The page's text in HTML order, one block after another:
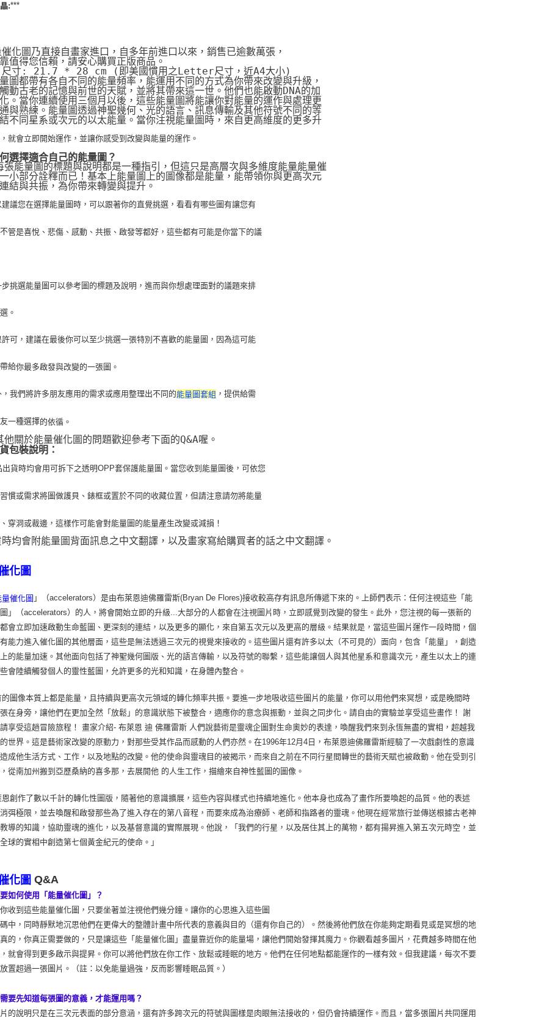
:***
化圖乃直接自畫家進口，自多年前進口以來，銷售已逾數萬張，
值得您信賴，請安心購買正版商品。
尺寸: 21.7 * 28 cm (即美國慣用之Letter尺寸，近A4大小)
圖都帶有各自不同的能量頻率，能運用不同的方式為你帶來改變與升級，
動古老的記憶與前世的天賦，並將其帶來這一世。他們也能啟動DNA的加
。當你連續使用三個月以後，這些能量圖將能讓你對能量的運作與處理更
與熟練。能量圖透過神聖幾何、光的語言、訊息傳輸及其他符號不同的等
不同星系或次元的以太能量。當你注視能量圖時，來自更高維度的更多升
就會立即開始運作，並讓你感受到改變與能量的運作。
選擇適合自己的能量圖？
能量圖的標題與說明都是一種指引，但這只是高層次與多維度能量能量催
小部分詮釋而已！基本上能量圖上的圖像都是能量，能帶領你與更高次元
結與共振，為你帶來轉變與提升。
建議您在選擇能量圖時，可以跟著你的直覺挑選，看看有哪些圖有讓您有
管是喜悅、悲傷、感動、共振、啟發等都好，這些都有可能是你當下的議
步挑選能量圖可以參考圖的標題及說明，進而與你想處理面對的議題來排
。
許可，建議在最後你可以至少挑選一張特別不喜歡的能量圖，因為這可能
給你最多啟發與改變的一張圖。
，我們將許多朋友應用的需求或應用整理出不同的
能量圖套組 ，提供給需
一種選擇的依循。
關於能量催化圖的問題歡迎參考下面的Q&A喔。
包裝說明：
貨時均會用可拆下之透明OPP套保護能量圖。當您收到能量圖後，可依您
慣或需求將圖做護貝、錶框或置於不同的收藏位置，但請注意請勿將能量
穿洞或裁邊，這樣作可能會對能量圖的能量產生改變或減損！
均會附能量圖背面訊息之中文翻譯，以及畫家寫給購買者的話之中文翻譯。
化圖
量催化圖 」（accelerators）是由布萊恩迪佛羅雷斯(Bryan De Flores)接收較高存有訊息所傳遞下來的。上師們表示：任何注視這些「能
」（accelerators）的人，將會開始立即的升級...大部分的人都會在注視圖片時，立即感覺到改變的發生。此外，您注視的每一張新的
會立即加速啟動生命藍圖、更深刻的連結，以及更多的顯化，來自第五次元以及更高的層級。結果就是，當這些圖片運作一段時間，個
能力進入催化圖的其他層面，這些是無法透過三次元的視覺來接收的。這些圖片還有許多以太（不可見的）面向，包含「能量」，創造
的能量加速。其他面向包括了神聖幾何圖版、光的語言傳輸，以及符號的聯繫，這些能讓個人與其他星系和意識次元，產生以太上的連
會陸續觸發個人的靈性藍圖，允許更多的光和知識，在身體內整合。
像本質上都是能量，且持續與更高次元領域的轉化頻率共振。要進一步地吸收這些圖片的能量，你可以用他們來冥想，或是晚間時
在身旁，讓他們在更加全然「放鬆」的意識狀態下被整合，適應你的意念與振動，並與之同步化。請自由的實驗並享受這些畫作！ 謝
享受這趟冒險旅程！ 畫家介紹- 布萊恩 迪 佛羅雷斯 人們說藝術是靈魂企圖對生命奧妙的表達，喚醒我們來到永恆無盡的實相，超越我
世界。這是藝術家改變的原動力，對那些受其作品而感動的人們亦然。在1996年12月4日，布萊恩迪佛羅雷斯經驗了一次戲劇性的意識
成他生活方式、工作，以及地點的改變。他的使命與靈魂目的被揭示，而來自之前在不同行星間轉世的藝術天賦也被啟動。他在受到引
從南加州搬到亞歷桑納的喜多那，去展開他 的人生工作，描繪來自神性藍圖的圖像。
作了數以千計的轉化性圖版，隨著他的意識擴展，這些內容與樣式也持續地進化。他本身也成為了畫作所要喚起的品質。他的表述
弭極限，並去喚醒和啟發那些為了進入存在的第八音程，而要來成為治療師、老師和指路者的靈魂。他現在經常旅行並傳送根據古老神
導的知識，協助靈魂的進化，以及基督意識的實際展現。他說，「我們的行星，以及居住其上的萬物，都有揚昇進入第五次元時空，並
球的實相中創造第七個黃金紀元的使命。」
化圖 Q&A
如何使用「能量催化圖」？
收到這些能量催化圖，只要坐著並注視他們幾分鐘。讓你的心思進入這些圖
中，同時靜默地沉思他們在更偉大的整體計畫中所代表的意義與目的（還有你自己的）。然後將他們放在你能夠定期看見或是冥想的地
的，你真正需要做的，只是讓這些「能量催化圖」盡量靠近你的能量場，讓他們開始發揮其魔力。你觀看越多圖片，花費越多時間在他
就會得到更多啟示與提昇。你可以將他們放在你工作、放鬆或睡眠的地方。他們在任何地點都能運作的一樣有效。但我建議，每次不要
置超過一張圖片。（註：以免能量過強，反而影響睡眠品質。）
要先知道每張圖的意義，才能運用嗎？
的說明只是在三次元表面的部分意涵，還有許多跨次元的符號與圖樣是肉眼無法接收的，但仍會持續運作。而且，當多張圖片共同運用